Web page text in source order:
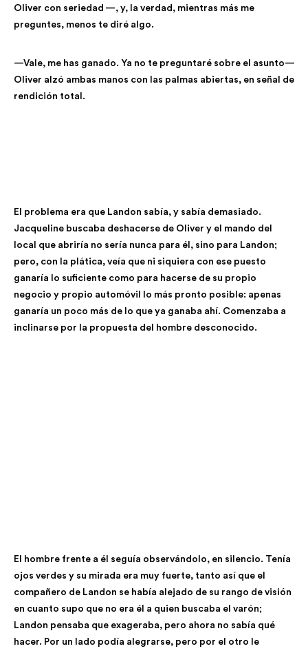
Oliver con seriedad —, y, la verdad, mientras más me
preguntes, menos te diré algo.
—Vale, me has ganado. Ya no te preguntaré sobre el asunto—
Oliver alzó ambas manos con las palmas abiertas, en señal de
rendición total.
El problema era que Landon sabía, y sabía demasiado.
Jacqueline buscaba deshacerse de Oliver y el mando del
local que abriría no sería nunca para él, sino para Landon;
pero, con la plática, veía que ni siquiera con ese puesto
ganaría lo suficiente como para hacerse de su propio
negocio y propio automóvil lo más pronto posible: apenas
ganaría un poco más de lo que ya ganaba ahí. Comenzaba a
inclinarse por la propuesta del hombre desconocido.
El hombre frente a él seguía observándolo, en silencio. Tenía
ojos verdes y su mirada era muy fuerte, tanto así que el
compañero de Landon se había alejado de su rango de visión
en cuanto supo que no era él a quien buscaba el varón;
Landon pensaba que exageraba, pero ahora no sabía qué
hacer. Por un lado podía alegrarse, pero por el otro le